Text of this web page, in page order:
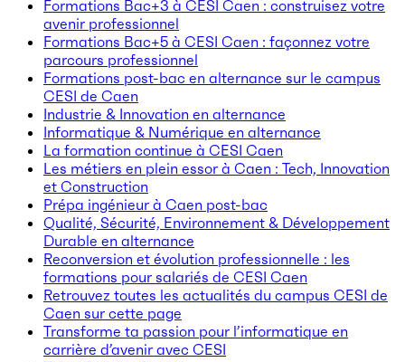
Formations Bac+3 à CESI Caen : construisez votre
avenir professionnel
Formations Bac+5 à CESI Caen : façonnez votre
parcours professionnel
Formations post-bac en alternance sur le campus
CESI de Caen
Industrie & Innovation en alternance
Informatique & Numérique en alternance
La formation continue à CESI Caen
Les métiers en plein essor à Caen : Tech, Innovation
et Construction
Prépa ingénieur à Caen post-bac
Qualité, Sécurité, Environnement & Développement
Durable en alternance
Reconversion et évolution professionnelle : les
formations pour salariés de CESI Caen
Retrouvez toutes les actualités du campus CESI de
Caen sur cette page
Transforme ta passion pour l’informatique en
carrière d’avenir avec CESI